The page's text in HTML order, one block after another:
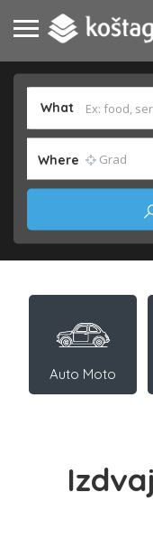
What
Where
Auto Moto